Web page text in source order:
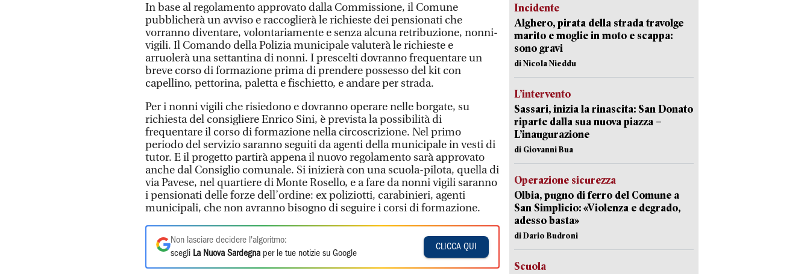
In base al regolamento approvato dalla Commissione, il Comune
pubblicherà un avviso e raccoglierà le richieste dei pensionati che
vorranno diventare, volontariamente e senza alcuna retribuzione, nonni-
vigili. Il Comando della Polizia municipale valuterà le richieste e
arruolerà una settantina di nonni. I prescelti dovranno frequentare un
breve corso di formazione prima di prendere possesso del kit con
capellino, pettorina, paletta e fischietto, e andare per strada.
Per i nonni vigili che risiedono e dovranno operare nelle borgate, su
richiesta del consigliere Enrico Sini, è prevista la possibilità di
frequentare il corso di formazione nella circoscrizione. Nel primo
periodo del servizio saranno seguiti da agenti della municipale in vesti di
tutor. E il progetto partirà appena il nuovo regolamento sarà approvato
anche dal Consiglio comunale. Si inizierà con una scuola-pilota, quella di
via Pavese, nel quartiere di Monte Rosello, e a fare da nonni vigili saranno
i pensionati delle forze dell’ordine: ex poliziotti, carabinieri, agenti
municipali, che non avranno bisogno di seguire i corsi di formazione.
Non lasciare decidere l'algoritmo:
scegli La Nuova Sardegna per le tue notizie su Google
CLICCA QUI
Incidente
Alghero, pirata della strada travolge
marito e moglie in moto e scappa:
sono gravi
di Nicola Nieddu
L’intervento
Sassari, inizia la rinascita: San Donato
riparte dalla sua nuova piazza –
L’inaugurazione
di Giovanni Bua
Operazione sicurezza
Olbia, pugno di ferro del Comune a
San Simplicio: «Violenza e degrado,
adesso basta»
di Dario Budroni
Scuola